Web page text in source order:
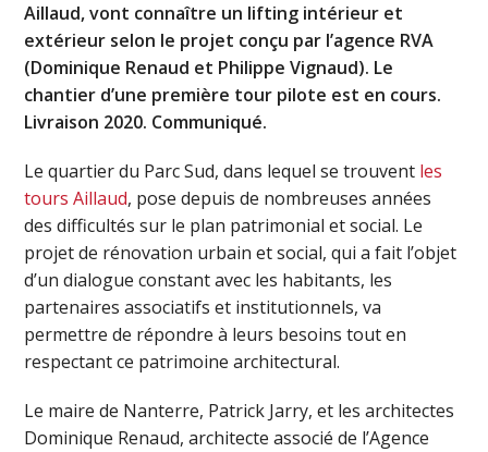
Aillaud, vont connaître un lifting intérieur et
extérieur selon le projet conçu par l’agence RVA
(Dominique Renaud et Philippe Vignaud). Le
chantier d’une première tour pilote est en cours.
Livraison 2020. Communiqué.
Le quartier du Parc Sud, dans lequel se trouvent les
tours Aillaud, pose depuis de nombreuses années
des difficultés sur le plan patrimonial et social. Le
projet de rénovation urbain et social, qui a fait l’objet
d’un dialogue constant avec les habitants, les
partenaires associatifs et institutionnels, va
permettre de répondre à leurs besoins tout en
respectant ce patrimoine architectural.
Le maire de Nanterre, Patrick Jarry, et les architectes
Dominique Renaud, architecte associé de l’Agence